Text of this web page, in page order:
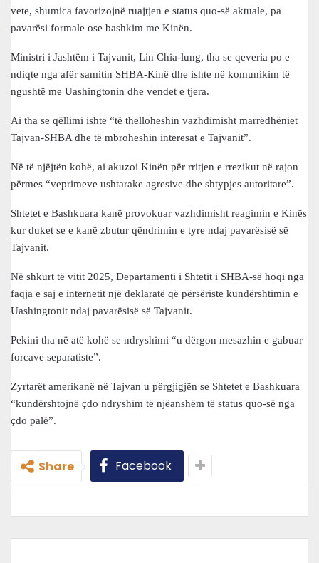
vete, shumica favorizojnë ruajtjen e status quo-së aktuale, pa
pavarësi formale ose bashkim me Kinën.
Ministri i Jashtëm i Tajvanit, Lin Chia-lung, tha se qeveria po e
ndiqte nga afër samitin SHBA-Kinë dhe ishte në komunikim të
ngushtë me Uashingtonin dhe vendet e tjera.
Ai tha se qëllimi ishte “të thelloheshin vazhdimisht marrëdhëniet
Tajvan-SHBA dhe të mbroheshin interesat e Tajvanit”.
Në të njëjtën kohë, ai akuzoi Kinën për rritjen e rrezikut në rajon
përmes “veprimeve ushtarake agresive dhe shtypjes autoritare”.
Shtetet e Bashkuara kanë provokuar vazhdimisht reagimin e Kinës
kur duket se e kanë zbutur qëndrimin e tyre ndaj pavarësisë së
Tajvanit.
Në shkurt të vitit 2025, Departamenti i Shtetit i SHBA-së hoqi nga
faqja e saj e internetit një deklaratë që përsëriste kundërshtimin e
Uashingtonit ndaj pavarësisë së Tajvanit.
Pekini tha në atë kohë se ndryshimi “u dërgon mesazhin e gabuar
forcave separatiste”.
Zyrtarët amerikanë në Tajvan u përgjigjën se Shtetet e Bashkuara
“kundërshtojnë çdo ndryshim të njëanshëm të status quo-së nga
çdo palë”.
Share Facebook